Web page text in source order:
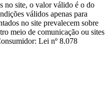
no site, o valor válido é o do
válidos apenas para
no site prevalecem sobre
meio de comunicação ou sites
Lei nº 8.078